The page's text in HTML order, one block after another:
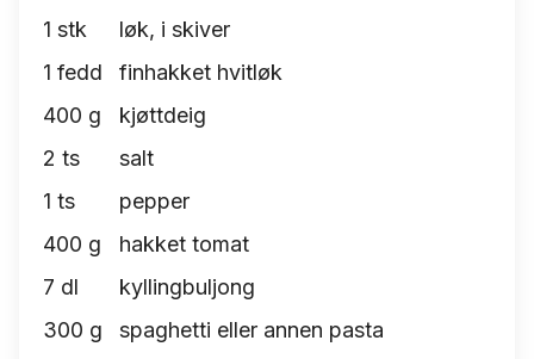
1 stk
løk, i skiver
1 fedd
finhakket hvitløk
400 g
kjøttdeig
2 ts
salt
1 ts
pepper
400 g
hakket tomat
7 dl
kyllingbuljong
300 g
spaghetti eller annen pasta